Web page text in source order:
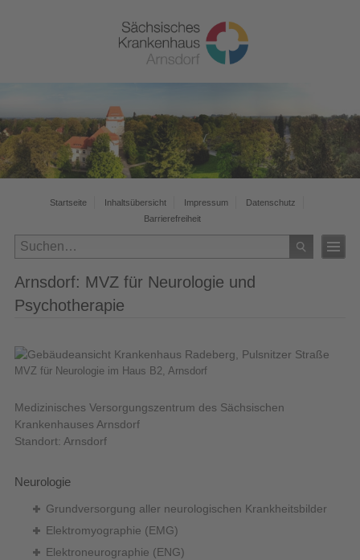
Startseite Inhaltsübersicht Impressum
Datenschutz
Barrierefreiheit
Arnsdorf: MVZ für Neurologie und
Psychotherapie
MVZ für Neurologie im Haus B2, Arnsdorf
Medizinisches Versorgungszentrum des Sächsischen
Krankenhauses Arnsdorf
Standort: Arnsdorf
Neurologie
Grundversorgung aller neurologischen Krankheitsbilder
Elektromyographie (EMG)
Elektroneurographie (ENG)